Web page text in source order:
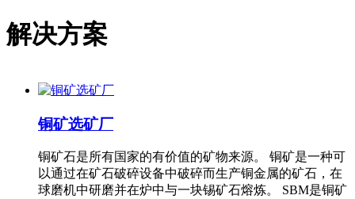
解决方案
铜矿选矿厂
铜矿石是所有国家的有价值的矿物来源。 铜矿是一种可
以通过在矿石破碎设备中破碎而生产铜金属的矿石，在
球磨机中研磨并在炉中与一块锡矿石熔炼。 SBM是铜矿